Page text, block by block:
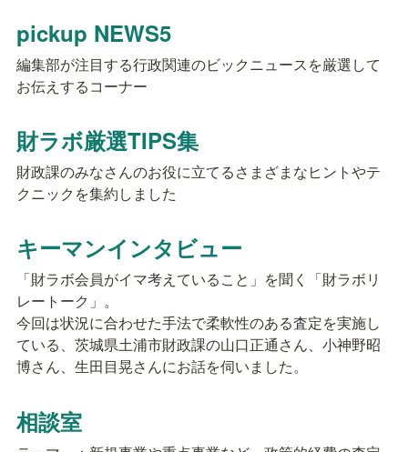
pickup NEWS5
編集部が注目する行政関連のビックニュースを厳選して
お伝えするコーナー
財ラボ厳選TIPS集
財政課のみなさんのお役に立てるさまざまなヒントやテ
クニックを集約しました
キーマンインタビュー
「財ラボ会員がイマ考えていること」を聞く「財ラボリ
レートーク」。
今回は状況に合わせた手法で柔軟性のある査定を実施し
ている、茨城県土浦市財政課の山口正通さん、小神野昭
博さん、生田目晃さんにお話を伺いました。
相談室